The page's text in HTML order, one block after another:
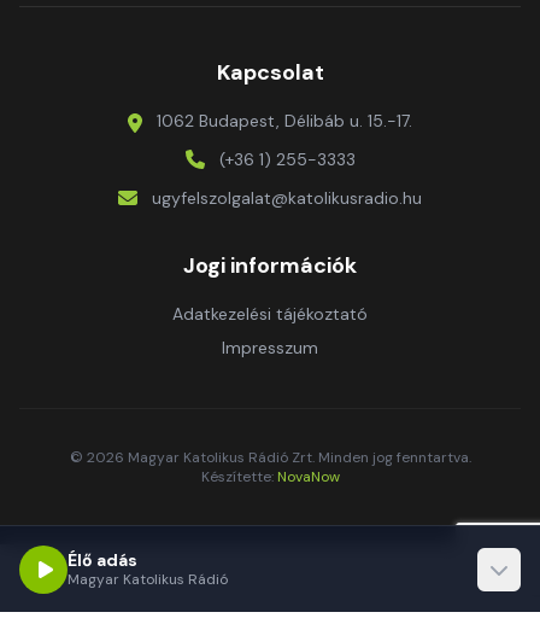
Kapcsolat
1062 Budapest, Délibáb u. 15.-17.
(+36 1) 255-3333
ugyfelszolgalat@katolikusradio.hu
Jogi információk
Adatkezelési tájékoztató
Impresszum
© 2026 Magyar Katolikus Rádió Zrt. Minden jog fenntartva.
Készítette: NovaNow
Élő adás
Magyar Katolikus Rádió